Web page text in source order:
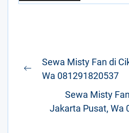
Navigasi
pos
Previous
Sewa Misty Fan di
Wa 081291820537
Sewa Misty
Jakarta Pusat, Wa